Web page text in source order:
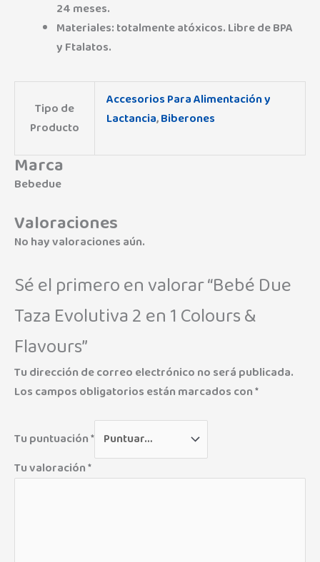
24 meses.
Materiales: totalmente atóxicos. Libre de BPA
y Ftalatos.
Tipo de
Producto
Accesorios Para Alimentación y
Lactancia,Biberones
Marca
Bebedue
Valoraciones
No hay valoraciones aún.
Sé el primero en valorar “Bebé Due
Taza Evolutiva 2 en 1 Colours &
Flavours”
Tu dirección de correo electrónico no será publicada.
Los campos obligatorios están marcados con*
Tu puntuación*
Tu valoración*